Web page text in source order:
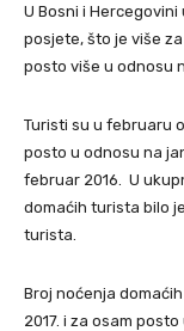
U Bosni i
posjete, što je više za
posto više u odnosu
Turisti su u februaru
posto u odnosu na
februar 2016. U
domaćih turista bilo
turista.
Broj noćenja
2017. i za osam